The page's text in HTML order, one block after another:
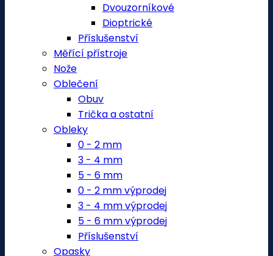
Dvouzorníkové
Dioptrické
Příslušenství
Měřící přístroje
Nože
Oblečení
Obuv
Trička a ostatní
Obleky
0 - 2 mm
3 - 4 mm
5 - 6 mm
0 - 2 mm výprodej
3 - 4 mm výprodej
5 - 6 mm výprodej
Příslušenství
Opasky